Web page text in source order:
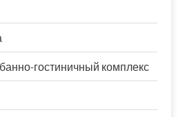
гостиничный комплекс